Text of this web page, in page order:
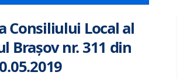
Consiliului Local al
Brașov nr. 311 din